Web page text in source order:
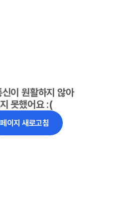
이 원활하지 않아
못했어요 :(
페이지 새로고침